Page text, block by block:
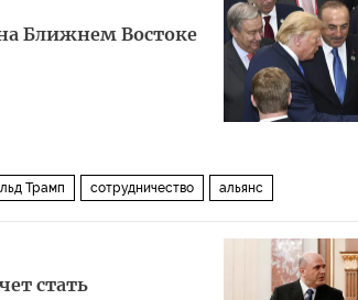
Ближнем Востоке
Трамп сотрудничество альянс
стать